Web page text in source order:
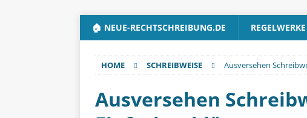
🏠 NEUE-RECHTSCHREIBUNG.DE REGELWERKE
HOME SCHREIBWEISE Ausversehen
Ausversehen